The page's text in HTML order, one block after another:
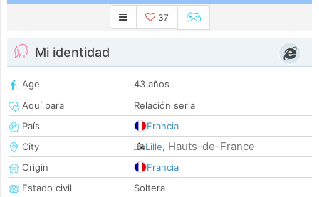
37
Mi identidad
Age
43 años
Aquí para
Relación seria
País
Francia
City
Lille, Hauts-de-France
Origin
Francia
Estado civil
Soltera